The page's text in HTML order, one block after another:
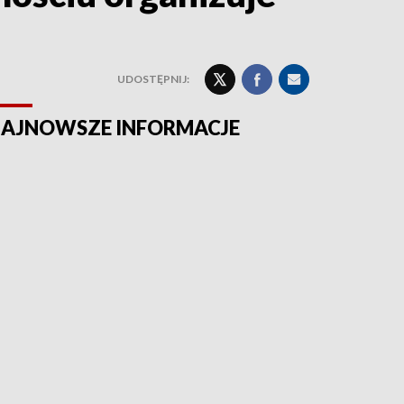
UDOSTĘPNIJ:
INFORMACJE